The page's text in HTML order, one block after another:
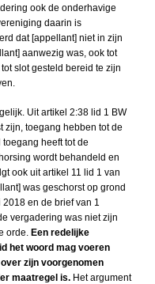
ook de onderhavige
daarin is
dat [appellant] niet in zijn
aanwezig was, ook tot
slot gesteld bereid te zijn
Uit artikel 2:38 lid 1 BW
zijn, toegang hebben tot de
heeft tot de
wordt behandeld en
ook uit artikel 11 lid 1 van
was geschorst op grond
en de brief van 1
vergadering was niet zijn
orde. Een redelijke
het woord mag voeren
zijn voorgenomen
maatregel is. Het argument